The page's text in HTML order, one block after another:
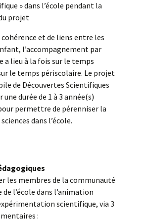
» dans l’école pendant la
projet
cohérence et de liens entre les
l’accompagnement par
a lieu à la fois sur le temps
le temps périscolaire. Le projet
de Découvertes Scientifiques
une durée de 1 à 3 année(s)
permettre de pérenniser la
dans l’école.
les membres de la communauté
de l’école dans l’animation
scientifique, via 3
: